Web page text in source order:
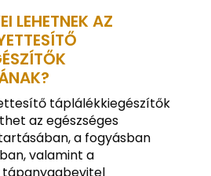
LEHETNEK AZ
táplálékkiegészítők
az egészséges
a fogyásban
valamint a